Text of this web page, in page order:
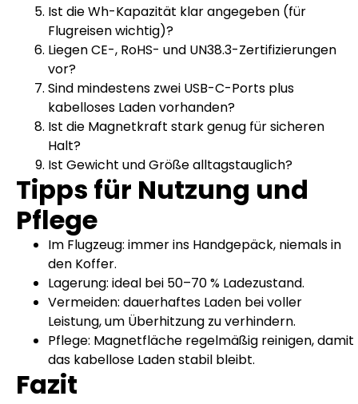
Ist die Wh-Kapazität klar angegeben (für
Flugreisen wichtig)?
Liegen CE-, RoHS- und UN38.3-Zertifizierungen
vor?
Sind mindestens zwei USB-C-Ports plus
kabelloses Laden vorhanden?
Ist die Magnetkraft stark genug für sicheren
Halt?
Ist Gewicht und Größe alltagstauglich?
Tipps für Nutzung und
Pflege
Im Flugzeug: immer ins Handgepäck, niemals in
den Koffer.
Lagerung: ideal bei 50–70 % Ladezustand.
Vermeiden: dauerhaftes Laden bei voller
Leistung, um Überhitzung zu verhindern.
Pflege: Magnetfläche regelmäßig reinigen, damit
das kabellose Laden stabil bleibt.
Fazit